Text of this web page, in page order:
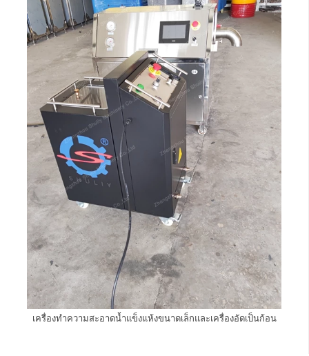
เครื่องทำความสะอาดน้ำแข็งแห้งขนาดเล็กและเครื่องอัดเป็นก้อน